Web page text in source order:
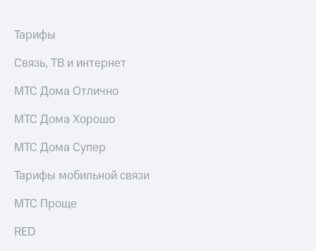
Тарифы
Связь, ТВ и интернет
МТС Дома Отлично
МТС Дома Хорошо
МТС Дома Супер
Тарифы мобильной связи
МТС Проще
RED